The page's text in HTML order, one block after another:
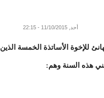
أحد, 11/10/2015 - 22:15
للإخوة الأساتذة الخمسة الذين
هذه السنة وهم: